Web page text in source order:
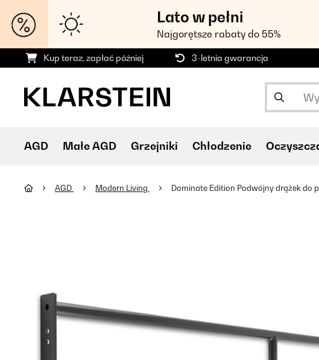
Lato w pełni
Najgorętsze rabaty do 55%
Kup teraz, zapłać później 3-letnia gwarancja
AGD Małe AGD Grzejniki Chłodzenie
AGD Modern Living Dominate Edition Podwójny drążek do